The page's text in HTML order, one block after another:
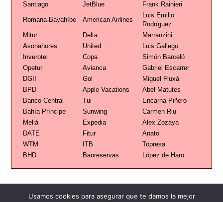
Santiago
JetBlue Frank Rainieri
Romana-Bayahíbe American Airlines
Luis Emilio
Rodríguez
Mitur
Delta
Marranzini
Asonahores
United
Luis Gallego
Inverotel
Copa
Simón Barceló
Opetur
Avianca
Gabriel Escarrer
DGII
Gol
Miguel Fluxá
BPD
Apple Vacations
Abel Matutes
Banco Central
Tui
Encarna Piñero
Bahía Príncipe
Sunwing
Carmen Riu
Meliá
Expedia
Alex Zozaya
DATE
Fitur
Anato
WTM
ITB
Topresa
BHD
Banreservas López de Haro
Usamos cookies para asegurar que te damos la mejor